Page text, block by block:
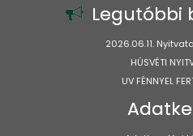
Legutóbbi
2026.06.11.
HÚSVÉTI
UV FÉNNYEL